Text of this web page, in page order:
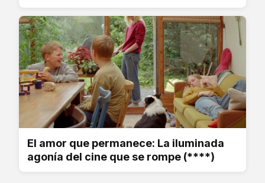
El amor que permanece: La iluminada
agonía del cine que se rompe (****)